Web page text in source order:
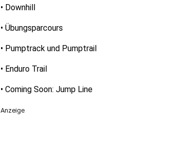
• Downhill
• Übungsparcours
• Pumptrack und Pumptrail
• Enduro Trail
• Coming Soon: Jump Line
Anzeige